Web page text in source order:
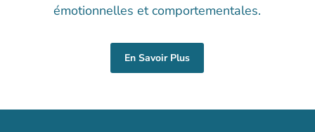
émotionnelles et comportementales.
En Savoir Plus